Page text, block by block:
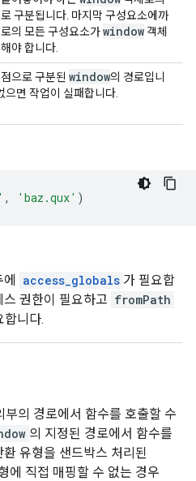
구분됩니다. 마지막 구성요소에까
의 모든 구성요소가window 객체
야 합니다.
으로 구분된 window의 경로입니
으면 작업이 실패합니다.
, 'baz.qux' )
access_globals 가 필요합
권한이 필요하고 fromPath
합니다.
부의 경로에서 함수를 호출할 수
의 지정된 경로에서 함수를
유형을 샌드박스 처리된
에 직접 매핑할 수 없는 경우